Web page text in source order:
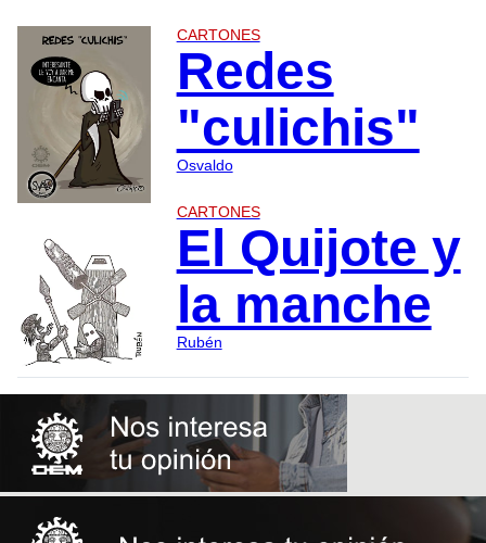
CARTONES
Redes
"culichis"
Osvaldo
CARTONES
El Quijote y
la manche
Rubén